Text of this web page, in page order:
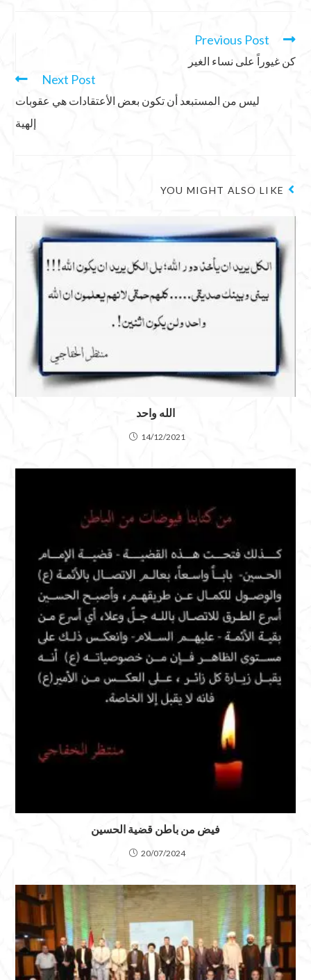
Previous Post
كن غيوراً على نساء الغير
Next Post
ليس من المستبعد أن تكون بعض الأعتقادات هي عقوبات
إلهية
YOU MIGHT ALSO LIKE
الله واحد
14/12/2021
فيض من باطن قضية الحسين
20/07/2024